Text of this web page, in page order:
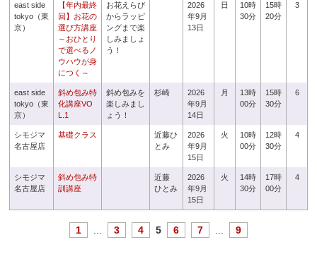
east side
tokyo（東
京）
【年内最終
回】お花の
選び方講座
～おひとり
で選べるノ
ウハウが身
につく～
お花えらび
からラッピ
ングまで楽
しみましょ
う！
2026
年9月
13日
日
10時
30分
15時
20分
3
east side
tokyo（東
京）
斜め包み特
化講座VO
L.1
斜め包みを
楽しみまし
ょう！
杉崎
2026
年9月
14日
月
13時
00分
15時
30分
6
シモジマ
名古屋店
基礎クラス
近藤ひ
とみ
2026
年9月
15日
火
10時
00分
12時
30分
4
シモジマ
名古屋店
斜め包み特
訓講座
近藤
ひとみ
2026
年9月
15日
火
14時
30分
17時
00分
4
1 3 4 5 6 7 9